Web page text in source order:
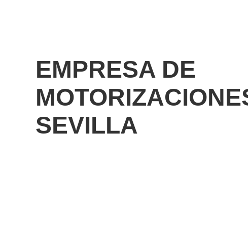
EMPRESA DE
SEVILLA